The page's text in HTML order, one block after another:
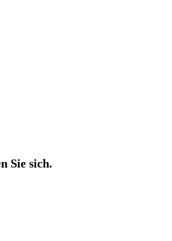
Sie sich.